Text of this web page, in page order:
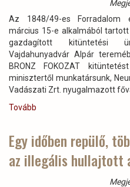
Az 1848/49-es Forradalom
március 15-e alkalmából
gazdagított kitüntetési
Vajdahunyadvár Alpár
BRONZ FOKOZAT
minisztertől munkatársunk,
Vadászati Zrt. nyugalmazott
Tovább
fővadász
Életfa
Emlékplakett
Egy időben repülő,
az illegális hullajtott